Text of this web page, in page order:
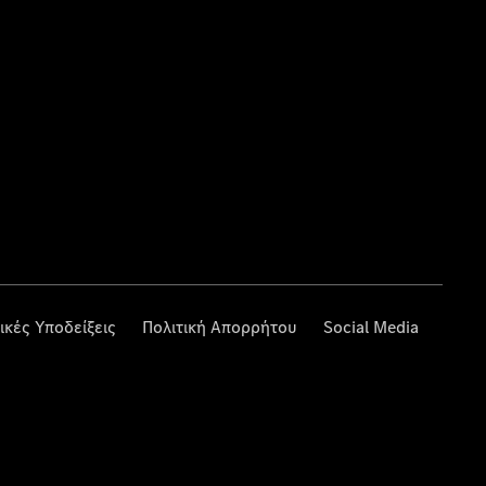
Υποδείξεις Πολιτική Απορρήτου Social Media